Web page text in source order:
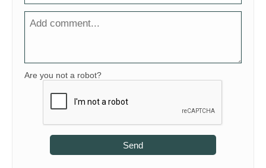
Are you not a robot?
Send